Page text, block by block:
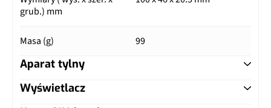
grub.) mm
Masa (g) 99
Aparat tylny
Główny aparat
Wyświetlacz